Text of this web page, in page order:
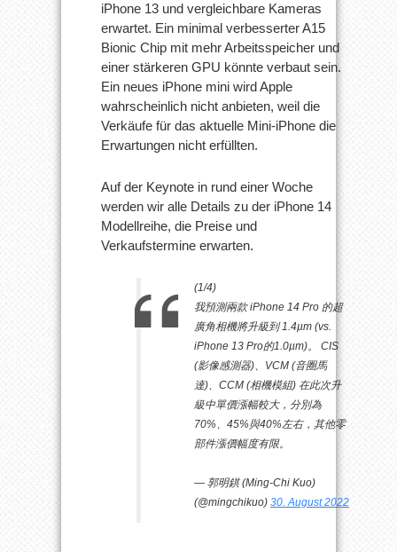
iPhone 13 und vergleichbare Kameras
erwartet. Ein minimal verbesserter A15
Bionic Chip mit mehr Arbeitsspeicher und
einer stärkeren GPU könnte verbaut sein.
Ein neues iPhone mini wird Apple
wahrscheinlich nicht anbieten, weil die
Verkäufe für das aktuelle Mini-iPhone die
Erwartungen nicht erfüllten.
Auf der Keynote in rund einer Woche
werden wir alle Details zu der iPhone 14
Modellreihe, die Preise und
Verkaufstermine erwarten.
(1/4)
我預測兩款 iPhone 14 Pro 的超
廣角相機將升級到 1.4µm (vs.
iPhone 13 Pro的1.0µm)。 CIS
(影像感測器)、VCM (音圈馬
達)、CCM (相機模組) 在此次升
級中單價漲幅較大，分別為
70%、45%與40%左右，其他零
部件漲價幅度有限。
— 郭明錤 (Ming-Chi Kuo)
(@mingchikuo) 30. August 2022